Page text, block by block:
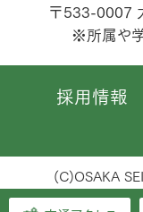
〒533-0007
※所属や学
採用情報
(C)OSAKA